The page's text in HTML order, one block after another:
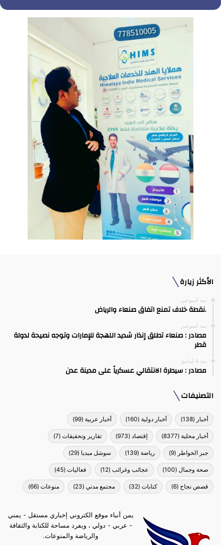
الأكثر زيارة
منذ أسبوعين
.نقطة خلاف تمنع اتفاق صنعاء والرياض
منذ أسبوعين
مصادر : صنعاء تطلق إنذار شديد اللهجة للإمارات وتوجه نصيحة لدولة
قطر
منذ 4 أسابيع
مصادر : سيطرة الانتقالي عسكرياً على مدينة عدن
التصنيفات
أخبار (138) أخبار دولية (160) أخبار عربية (99)
أخبار محلية (8377) إقتصاد (973) تقارير وتحقيقات (7)
جبر الخواطر (9) رياضة (139) سوشل ميديا (29)
صحة وجمال (100) عجائب وغرائب (12) فعاليات (45)
قصص نجاح (6) كتابات (32) مجتمع مدني (23) منوعات (66)
يمن أنباء موقع الكتروني إخباري مستقل - يمني
- عربي - دولي ، ويفرد مساحة للكتابة والثقافة
والرياضة والمنوعات.